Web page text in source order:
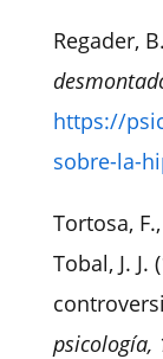
Regader, B.
https://
sobre-la-
Tortosa,
Tobal, J. J.
psicología,